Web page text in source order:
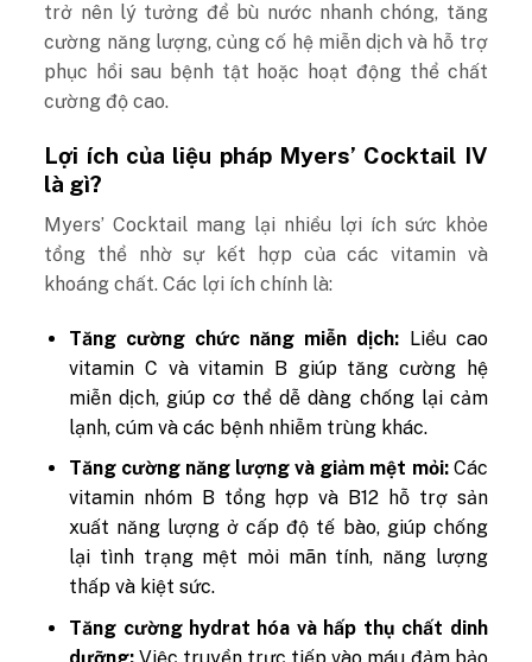
trở nên lý tưởng để bù nước nhanh chóng, tăng
cường năng lượng, củng cố hệ miễn dịch và hỗ trợ
phục hồi sau bệnh tật hoặc hoạt động thể chất
cường độ cao.
Lợi ích của liệu pháp Myers’ Cocktail IV
là gì?
Myers’ Cocktail mang lại nhiều lợi ích sức khỏe
tổng thể nhờ sự kết hợp của các vitamin và
khoáng chất. Các lợi ích chính là:
Tăng cường chức năng miễn dịch: Liều cao
vitamin C và vitamin B giúp tăng cường hệ
miễn dịch, giúp cơ thể dễ dàng chống lại cảm
lạnh, cúm và các bệnh nhiễm trùng khác.
Tăng cường năng lượng và giảm mệt mỏi:Các
vitamin nhóm B tổng hợp và B12 hỗ trợ sản
xuất năng lượng ở cấp độ tế bào, giúp chống
lại tình trạng mệt mỏi mãn tính, năng lượng
thấp và kiệt sức.
Tăng cường hydrat hóa và hấp thụ chất dinh